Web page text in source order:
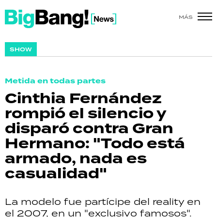
MÁS
SHOW
Metida en todas partes
Cinthia Fernández
rompió el silencio y
disparó contra Gran
Hermano: "Todo está
armado, nada es
casualidad"
La modelo fue partícipe del reality en
el 2007, en un "exclusivo famosos".
SHOW
ACTUALIDAD
POLICIALES
ECONOMÍA
GRAN HERMANO
SALUD
DEPORTES